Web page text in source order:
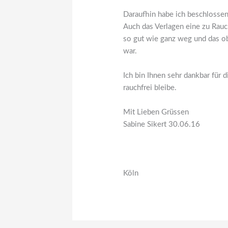
Daraufhin habe ich
Auch das Verlagen eine zu
so gut wie ganz weg und das
war.
Ich bin Ihnen sehr dankbar für
rauchfrei bleibe.
Mit Lieben Grüssen
Sabine Sikert 30.06.16
Köln